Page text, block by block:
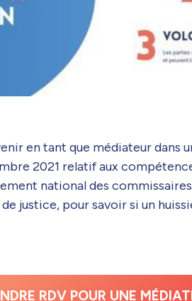
en tant que médiateur dans
2021 relatif aux
national des
justice, pour savoir si un
RDV POUR UNE